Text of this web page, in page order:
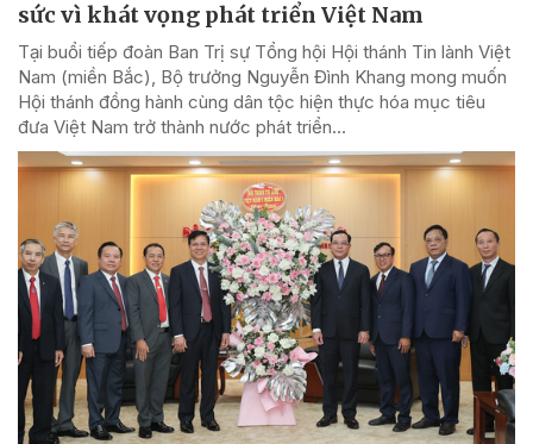
sức vì khát vọng phát triển Việt Nam
Tại buổi tiếp đoàn Ban Trị sự Tổng hội Hội thánh Tin lành Việt
Nam (miền Bắc), Bộ trưởng Nguyễn Đình Khang mong muốn
Hội thánh đồng hành cùng dân tộc hiện thực hóa mục tiêu
đưa Việt Nam trở thành nước phát triển...